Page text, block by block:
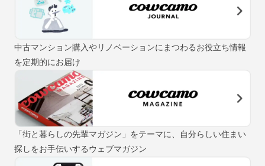
中古マンション購入やリノベーションにまつわるお役立ち情報
を定期的にお届け
「街と暮らしの先輩マガジン」をテーマに、自分らしい住まい
探しをお手伝いするウェブマガジン